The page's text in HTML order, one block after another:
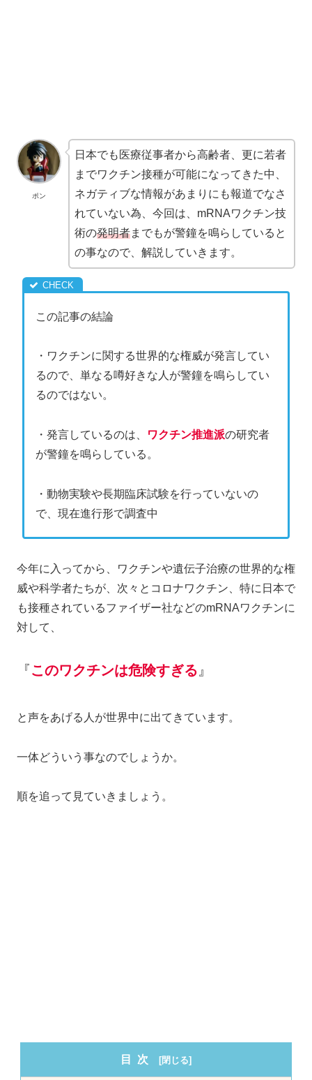
ポン
日本でも医療従事者から高齢者、更に若者
までワクチン接種が可能になってきた中、
ネガティブな情報があまりにも報道でなさ
れていない為、今回は、mRNAワクチン技
術の発明者までもが警鐘を鳴らしていると
の事なので、解説していきます。
この記事の結論
・ワクチンに関する世界的な権威が発言してい
るので、単なる噂好きな人が警鐘を鳴らしてい
るのではない。
・発言しているのは、 ワクチン推進派の研究者
が警鐘を鳴らしている。
・動物実験や長期臨床試験を行っていないの
で、現在進行形で調査中
今年に入ってから、ワクチンや遺伝子治療の世界的な権
威や科学者たちが、次々とコロナワクチン、特に日本で
も接種されているファイザー社などのmRNAワクチンに
対して、
『このワクチンは危険すぎる 』
と声をあげる人が世界中に出てきています。
一体どういう事なのでしょうか。
順を追って見ていきましょう。
目次